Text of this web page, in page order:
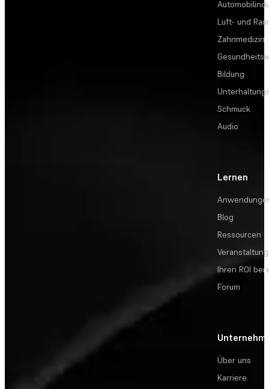
Luft- und
Zahnmedizin
Bildung
Schmuck
Audio
Lernen
Blog
Ressourcen
Ihren ROI
Forum
Über uns
Karriere